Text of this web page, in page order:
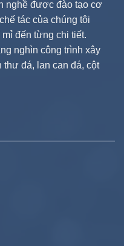
nghề được đào tạo cơ
tác của chúng tôi
mỉ đến từng chi tiết.
nghìn công trình xây
thư đá, lan can đá, cột